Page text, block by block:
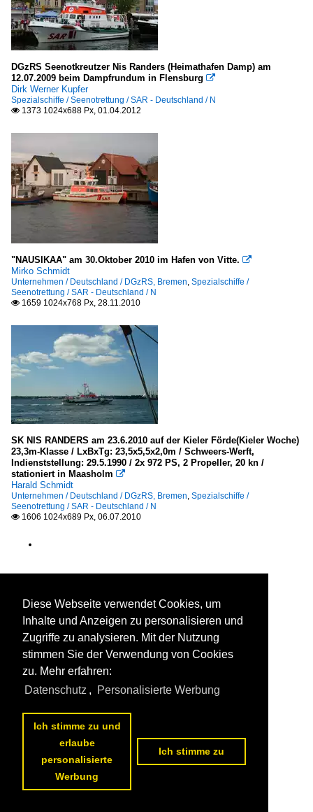
DGzRS Seenotkreutzer Nis Randers (Heimathafen Damp) am
12.07.2009 beim Dampfrundum in Flensburg 
Dirk Werner Kupfer
Spezialschiffe / Seenotrettung / SAR - Deutschland / N
 1373 1024x688 Px, 01.04.2012
"NAUSIKAA" am 30.Oktober 2010 im Hafen von Vitte. 
Mirko Schmidt
Unternehmen / Deutschland / DGzRS, Bremen, Spezialschiffe /
Seenotrettung / SAR - Deutschland / N
 1659 1024x768 Px, 28.11.2010
SK NIS RANDERS am 23.6.2010 auf der Kieler Förde(Kieler Woche)
23,3m-Klasse / LxBxTg: 23,5x5,5x2,0m / Schweers-Werft,
Indienststellung: 29.5.1990 / 2x 972 PS, 2 Propeller, 20 kn /
stationiert in Maasholm 
Harald Schmidt
Unternehmen / Deutschland / DGzRS, Bremen, Spezialschiffe /
Seenotrettung / SAR - Deutschland / N
 1606 1024x689 Px, 06.07.2010
Diese Webseite verwendet Cookies, um
Inhalte und Anzeigen zu personalisieren und
Zugriffe zu analysieren. Mit der Nutzung
stimmen Sie der Verwendung von Cookies
zu. Mehr erfahren:
Datenschutz , Personalisierte Werbung
Ich stimme zu und
erlaube
personalisierte
Werbung
Ich stimme zu